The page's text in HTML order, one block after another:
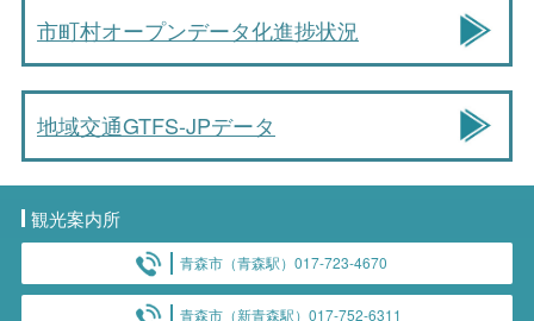
市町村オープンデータ化進捗状況
地域交通GTFS-JPデータ
観光案内所
青森市（青森駅）017-723-4670
青森市（新青森駅）017-752-6311